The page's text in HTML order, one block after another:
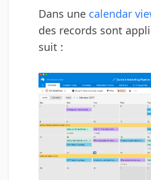
Dans une calendar
des records sont
suit :